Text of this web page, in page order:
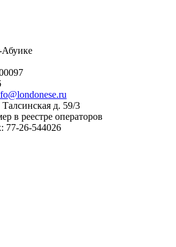
д. 59/3
в реестре операторов
77-26-544026